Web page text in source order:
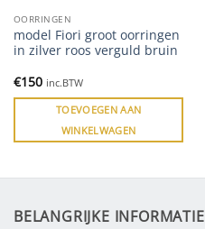
OORRINGEN
model Fiori groot oorringen
in zilver roos verguld bruin
€150 inc.BTW
TOEVOEGEN AAN
WINKELWAGEN
BELANGRIJKE INFORMATIE